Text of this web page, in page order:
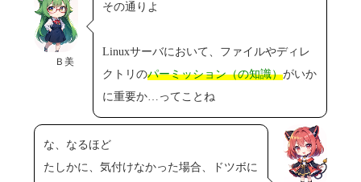
Ｂ美
その通りよ
Linuxサーバにおいて、ファイルやディレ
クトリのパーミッション（の知識）がいか
に重要か…ってことね
な、なるほど
たしかに、気付けなかった場合、ドツボに